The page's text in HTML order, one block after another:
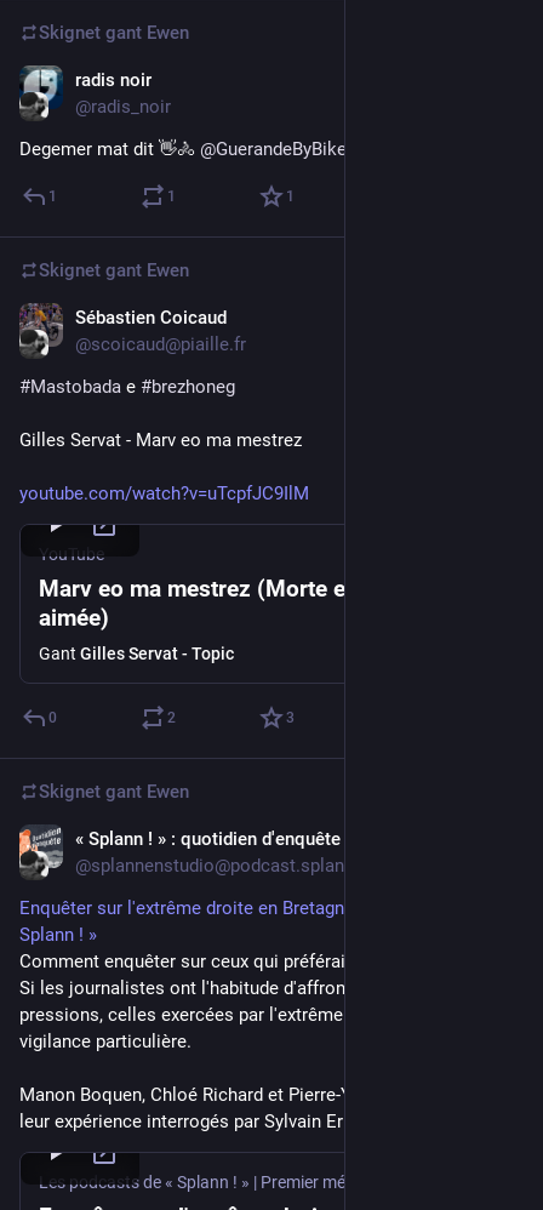
Skignet gant Ewen
radis noir
@radis_noir
Degemer mat dit 👋🚴 @GuerandeByBike
1 1 1
Skignet gant Ewen
Sébastien Coicaud
@scoicaud@piaille.fr
#Mastobada e #brezhoneg
Gilles Servat - Marv eo ma mestrez
youtube.com/watch?v=uTcpfJC9IlM
YouTube
Marv eo ma mestrez (Morte est ma bien-
aimée)
Gant Gilles Servat - Topic
0 2 3
Skignet gant Ewen
« Splann ! » : quotidien d'enquête
@splannenstudio@podcast.splann.org
Enquêter sur l'extrême droite en Bretagne | Cinq ans de «
Splann ! »
Comment enquêter sur ceux qui préféraient vous faire taire ?
Si les journalistes ont l'habitude d'affronter toutes sortes de
pressions, celles exercées par l'extrême droite exigent une
vigilance particulière.
Manon Boquen, Chloé Richard et Pierre-Yves Bulteau croisent
leur expérience interrogés par Sylvain Ernault.